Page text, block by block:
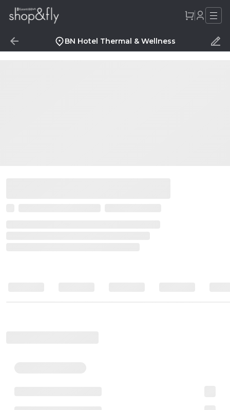
BN Hotel Thermal & Wellness